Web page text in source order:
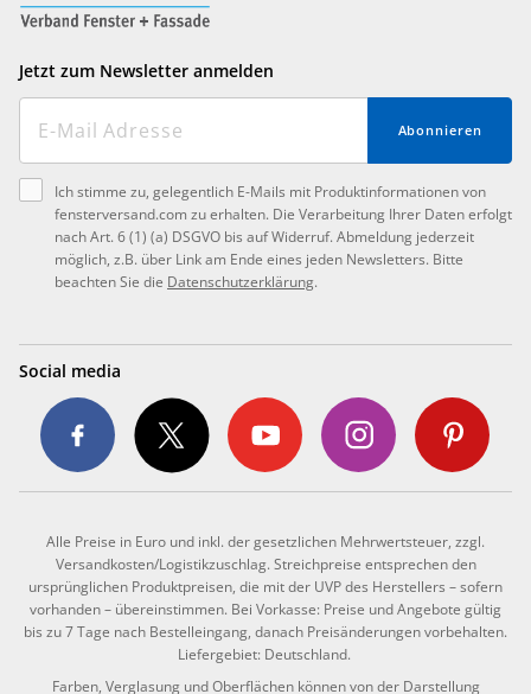
Jetzt zum Newsletter anmelden
Abonnieren
Ich stimme zu, gelegentlich E-Mails mit Produktinformationen von
fensterversand.com zu erhalten. Die Verarbeitung Ihrer Daten erfolgt
nach Art. 6 (1) (a) DSGVO bis auf Widerruf. Abmeldung jederzeit
möglich, z.B. über Link am Ende eines jeden Newsletters. Bitte
beachten Sie die Datenschutzerklärung.
Social media
Alle Preise in Euro und inkl. der gesetzlichen Mehrwertsteuer, zzgl.
Versandkosten/Logistikzuschlag. Streichpreise entsprechen den
ursprünglichen Produktpreisen, die mit der UVP des Herstellers – sofern
vorhanden – übereinstimmen. Bei Vorkasse: Preise und Angebote gültig
bis zu 7 Tage nach Bestelleingang, danach Preisänderungen vorbehalten.
Liefergebiet: Deutschland.
Farben, Verglasung und Oberflächen können von der Darstellung